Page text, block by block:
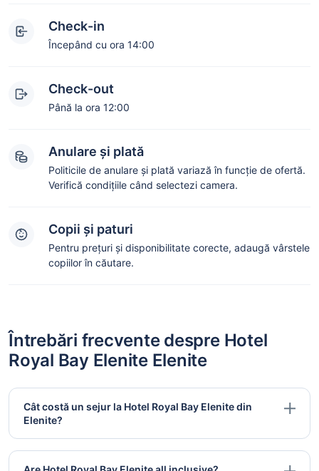
Check-in
Începând cu ora 14:00
Check-out
Până la ora 12:00
Anulare și plată
Politicile de anulare și plată variază în funcție de ofertă.
Verifică condițiile când selectezi camera.
Copii și paturi
Pentru prețuri și disponibilitate corecte, adaugă vârstele
copiilor în căutare.
Întrebări frecvente despre Hotel
Royal Bay Elenite Elenite
Cât costă un sejur la Hotel Royal Bay Elenite din
Elenite?